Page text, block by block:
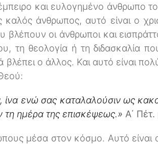
και ευλογημένο άνθρωπο
άνθρωπος, αυτό είναι ο
βλέπουν οι άνθρωποι και
τη θεολογία ή τη διδασκαλία
ο άλλος. Και αυτό είναι
ενώ σας καταλαλούσιν ως
ημέρα της επισκέψεως.» Α΄ Πέτ.
μέσα στον κόσμο. Αυτό είναι ο